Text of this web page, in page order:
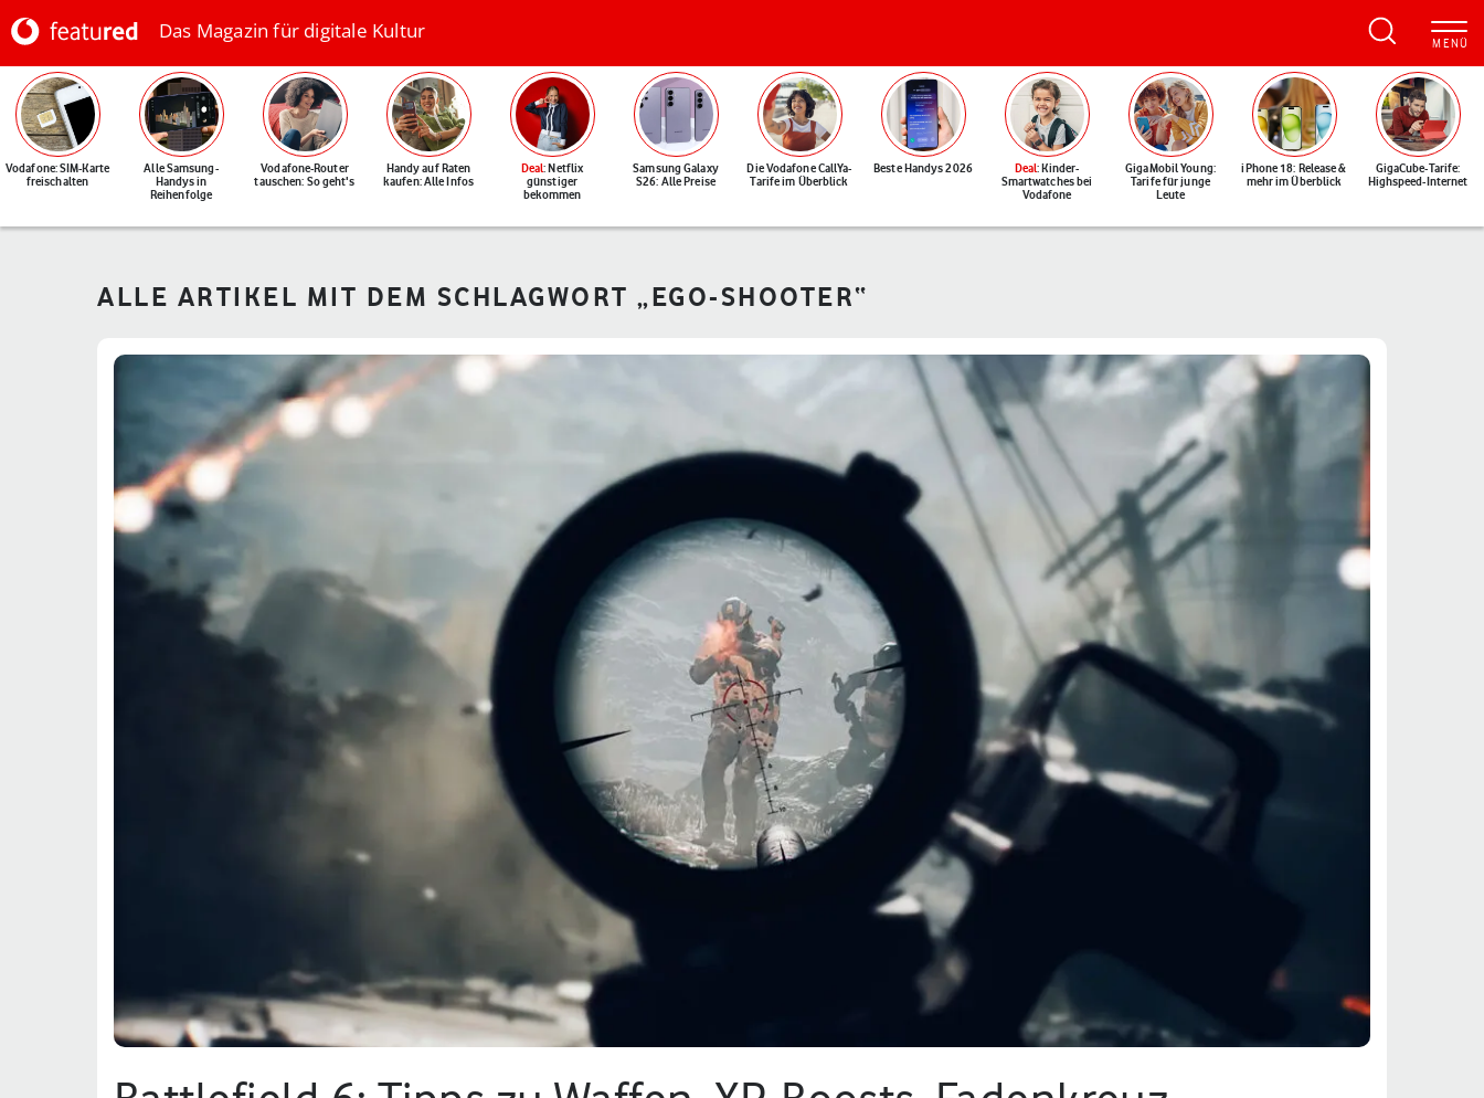
Das Magazin für digitale Kultur
Vodafone: SIM-Karte
freischalten
Alle Samsung-
Handys in
Reihenfolge
Vodafone-Router
tauschen: So geht's
Handy auf Raten
kaufen: Alle Infos
Deal: Netflix
günstiger
bekommen
Samsung Galaxy
S26: Alle Preise
Die Vodafone CallYa-
Tarife im Überblick
Beste Handys 2026 Deal: Kinder-
Smartwatches bei
Vodafone
GigaMobil Young:
Tarife für junge
Leute
iPhone 18: Release &
mehr im Überblick
GigaCube-Tarife:
Highspeed-Internet
ALLE ARTIKEL MIT DEM SCHLAGWORT „EGO-SHOOTER“